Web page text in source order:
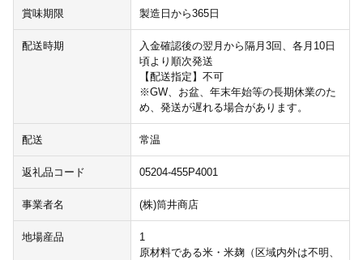
賞味期限 製造日から365日
配送時期
入金確認後の翌月から隔月3回、各月10日
頃より順次発送
【配送指定】不可
※GW、お盆、年末年始等の長期休業のた
め、発送が遅れる場合があります。
配送 常温
返礼品コード 05204-455P4001
事業者名 (株)筒井商店
地場産品
1
原材料である米・米麹（区域内外は不明、